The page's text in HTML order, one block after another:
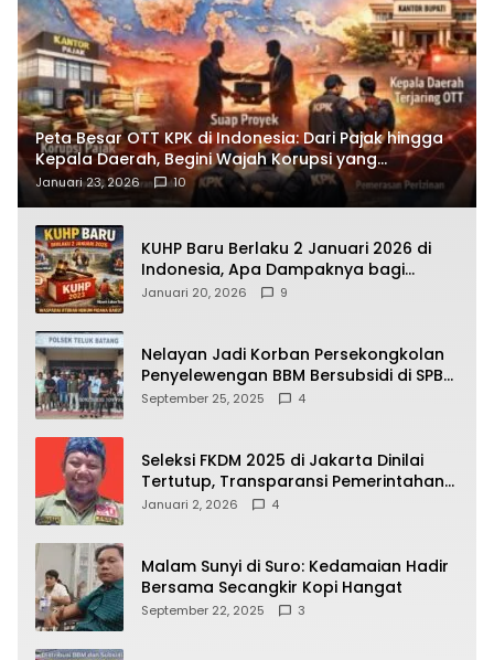
Peta Besar OTT KPK di Indonesia: Dari Pajak hingga
Kepala Daerah, Begini Wajah Korupsi yang
Terbongkar
Januari 23, 2026 10
KUHP Baru Berlaku 2 Januari 2026 di
Indonesia, Apa Dampaknya bagi
Kehidupan Warga? Ini Aturan Kunci
Januari 20, 2026 9
Nelayan Jadi Korban Persekongkolan
Penyelewengan BBM Bersubsidi di SPBU
64.78809 Teluk Batang
September 25, 2025 4
Seleksi FKDM 2025 di Jakarta Dinilai
Tertutup, Transparansi Pemerintahan
Pramono–Rano Dipertanyakan
Januari 2, 2026 4
Malam Sunyi di Suro: Kedamaian Hadir
Bersama Secangkir Kopi Hangat
September 22, 2025 3